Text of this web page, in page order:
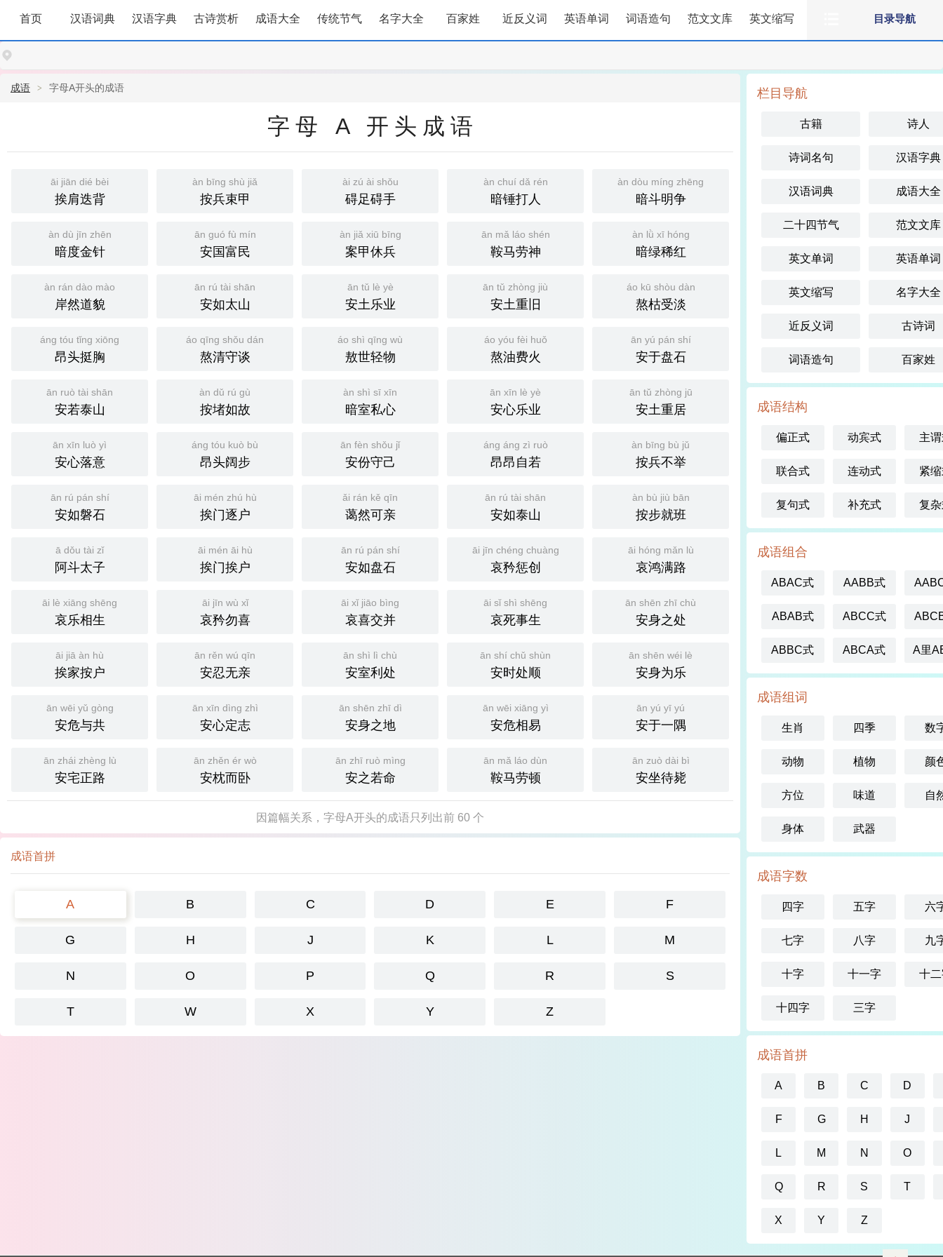
目录导航
首页 汉语词典 汉语字典 古诗赏析 成语大全 传统节气 名字大全 百家姓 近反义词 英语单词 词语造句 范文文库 英文缩写
成语 字母A开头的成语
字母 A 开头成语
āi jiān dié bèi
挨肩迭背
àn bīng shù jiǎ
按兵束甲
ài zú ài shǒu
碍足碍手
àn chuí dǎ rén
暗锤打人
àn dòu míng zhēng
暗斗明争
àn dù jīn zhēn
暗度金针
ān guó fù mín
安国富民
àn jiǎ xiū bīng
案甲休兵
ān mǎ láo shén
鞍马劳神
àn lǜ xī hóng
暗绿稀红
àn rán dào mào
岸然道貌
ān rú tài shān
安如太山
ān tǔ lè yè
安土乐业
ān tǔ zhòng jiù
安土重旧
áo kū shòu dàn
熬枯受淡
áng tóu tǐng xiōng
昂头挺胸
áo qīng shǒu dán
熬清守谈
áo shì qīng wù
敖世轻物
áo yóu fèi huǒ
熬油费火
ān yú pán shí
安于盘石
ān ruò tài shān
安若泰山
àn dǔ rú gù
按堵如故
àn shì sī xīn
暗室私心
ān xīn lè yè
安心乐业
ān tǔ zhòng jū
安土重居
ān xīn luò yì
安心落意
áng tóu kuò bù
昂头阔步
ān fèn shǒu jǐ
安份守己
áng áng zì ruò
昂昂自若
àn bīng bù jǔ
按兵不举
ān rú pán shí
安如磐石
āi mén zhú hù
挨门逐户
ǎi rán kě qīn
蔼然可亲
ān rú tài shān
安如泰山
àn bù jiù bān
按步就班
ā dǒu tài zǐ
阿斗太子
āi mén āi hù
挨门挨户
ān rú pán shí
安如盘石
āi jīn chéng chuàng
哀矜惩创
āi hóng mǎn lù
哀鸿满路
āi lè xiāng shēng
哀乐相生
āi jīn wù xǐ
哀矜勿喜
āi xǐ jiāo bìng
哀喜交并
āi sǐ shì shēng
哀死事生
ān shēn zhī chù
安身之处
āi jiā àn hù
挨家按户
ān rěn wú qīn
安忍无亲
ān shì lì chù
安室利处
ān shí chǔ shùn
安时处顺
ān shēn wéi lè
安身为乐
ān wēi yǔ gòng
安危与共
ān xīn dìng zhì
安心定志
ān shēn zhī dì
安身之地
ān wēi xiāng yì
安危相易
ān yú yī yú
安于一隅
ān zhái zhèng lù
安宅正路
ān zhěn ér wò
安枕而卧
ān zhī ruò mìng
安之若命
ān mǎ láo dùn
鞍马劳顿
ān zuò dài bì
安坐待毙
因篇幅关系，字母A开头的成语只列出前 60 个
成语首拼
A B C D E F
G H J K L M
N O P Q R S
T W X Y Z
栏目导航
古籍 诗人
诗词名句 汉语字典
汉语词典 成语大全
二十四节气 范文文库
英文单词 英语单词
英文缩写 名字大全
近反义词 古诗词
词语造句 百家姓
成语结构
偏正式 动宾式 主
联合式 连动式 紧
复句式 补充式 复
成语组合
ABAC式 AABB式
ABAB式 ABCC式
ABBC式 ABCA式 A里
成语组词
生肖 四季 数
动物 植物 颜
方位 味道 自
身体 武器
成语字数
四字 五字 六
七字 八字 九
十字 十一字 十
十四字 三字
成语首拼
A B C D
F G H J
L M N O
Q R S T
X Y Z